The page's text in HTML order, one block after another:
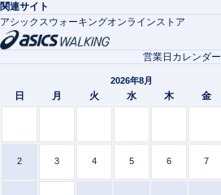
関連サイト
アシックスウォーキングオンラインストア
営業日カレンダー
2026年8月
日 月 火 水 木 金
2 3 4 5 6 7